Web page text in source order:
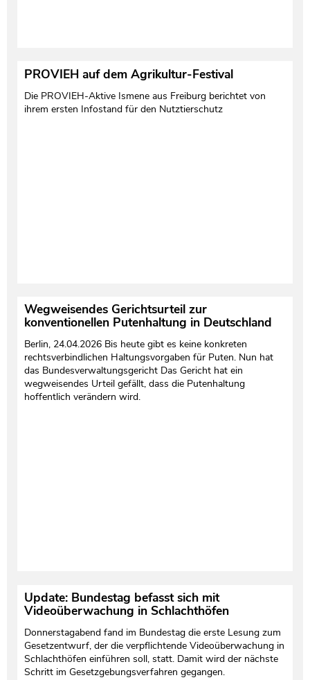
PROVIEH auf dem Agrikultur-Festival
Die PROVIEH-Aktive Ismene aus Freiburg berichtet von
ihrem ersten Infostand für den Nutztierschutz
Wegweisendes Gerichtsurteil zur
konventionellen Putenhaltung in Deutschland
Berlin, 24.04.2026 Bis heute gibt es keine konkreten
rechtsverbindlichen Haltungsvorgaben für Puten. Nun hat
das Bundesverwaltungsgericht Das Gericht hat ein
wegweisendes Urteil gefällt, dass die Putenhaltung
hoffentlich verändern wird.
Update: Bundestag befasst sich mit
Videoüberwachung in Schlachthöfen
Donnerstagabend fand im Bundestag die erste Lesung zum
Gesetzentwurf, der die verpflichtende Videoüberwachung in
Schlachthöfen einführen soll, statt. Damit wird der nächste
Schritt im Gesetzgebungsverfahren gegangen.